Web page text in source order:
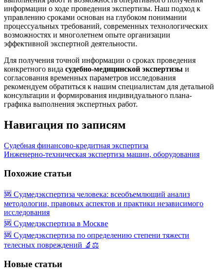
информации о ходе проведения экспертизы. Наш подход к
управлению сроками основан на глубоком понимании
процессуальных требований, современных технологических
возможностях и многолетнем опыте организации
эффективной экспертной деятельности.
Для получения точной информации о сроках проведения
конкретного вида судебно-медицинской экспертизы и
согласования временных параметров исследования
рекомендуем обратиться к нашим специалистам для детальной
консультации и формирования индивидуального плана-
графика выполнения экспертных работ.
Навигация по записям
Судебная финансово-кредитная экспертиза
Инженерно-техническая экспертиза машин, оборудования
Похожие статьи
🆘 Судмедэкспертиза человека: всеобъемлющий анализ
методологии, правовых аспектов и практики независимого
исследования
🆘 Судмедэкспертиза в Москве
🆘 Судмедэкспертиза по определению степени тяжести
телесных повреждений 🔬⚖️
Новые статьи